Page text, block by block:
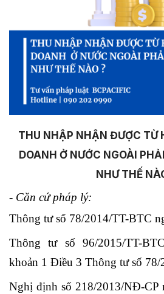
THU NHẬP NHẬN ĐƯỢC TỪ
DOANH Ở NƯỚC NGOÀI
NHƯ THẾ
- Căn cứ pháp lý:
Thông tư số 78/2014/TT-BTC
Thông tư số 96/2015/TT-
khoản 1 Điều 3 Thông tư số
Nghị định số 218/2013/NĐ-CP